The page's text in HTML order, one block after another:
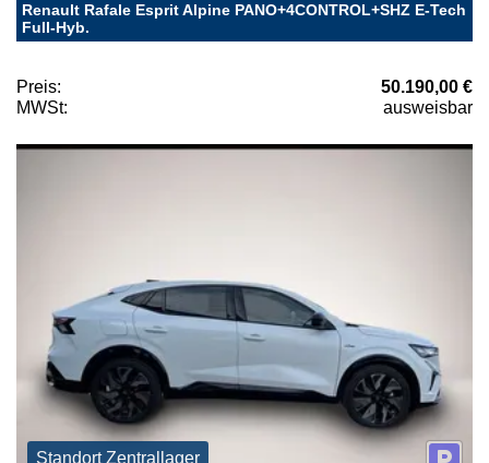
Renault Rafale Esprit Alpine PANO+4CONTROL+SHZ E-Tech
Full-Hyb.
Preis:
50.190,00 €
MWSt:
ausweisbar
Standort Zentrallager